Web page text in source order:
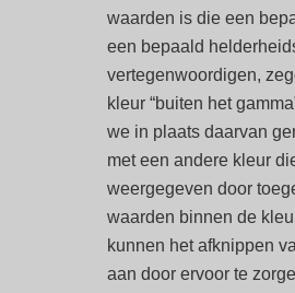
waarden is die een
een bepaald
vertegenwoordigen,
kleur “buiten het
we in plaats daarvan
met een andere kleur
weergegeven door
waarden binnen de
kunnen het afknippen
aan door ervoor te